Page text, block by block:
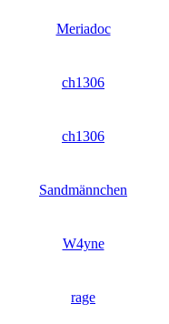
Meriadoc
ch1306
ch1306
Sandmännchen
W4yne
rage